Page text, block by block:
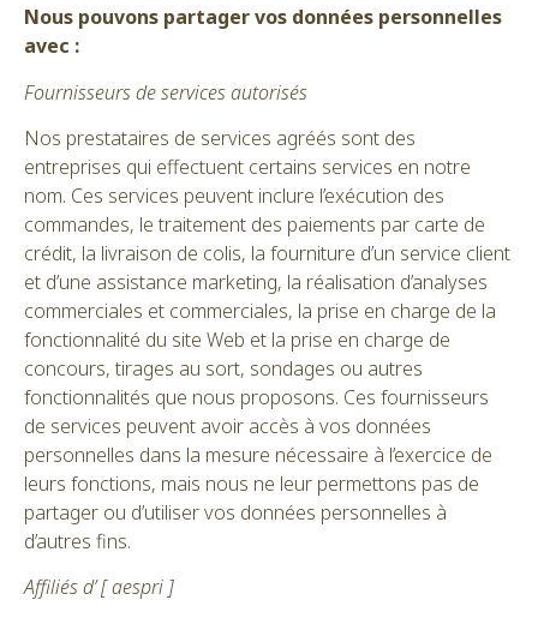
Nous pouvons partager vos données personnelles
avec :
Fournisseurs de services autorisés
Nos prestataires de services agréés sont des
entreprises qui effectuent certains services en notre
nom. Ces services peuvent inclure l’exécution des
commandes, le traitement des paiements par carte de
crédit, la livraison de colis, la fourniture d’un service client
et d’une assistance marketing, la réalisation d’analyses
commerciales et commerciales, la prise en charge de la
fonctionnalité du site Web et la prise en charge de
concours, tirages au sort, sondages ou autres
fonctionnalités que nous proposons. Ces fournisseurs
de services peuvent avoir accès à vos données
personnelles dans la mesure nécessaire à l’exercice de
leurs fonctions, mais nous ne leur permettons pas de
partager ou d’utiliser vos données personnelles à
d’autres fins.
Affiliés d’ [ aespri ]